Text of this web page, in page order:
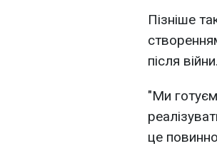
Пізніше
після війни.
"Ми
це